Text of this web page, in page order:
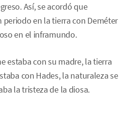
Así, se acordó que
periodo en la tierra con Deméter
en el inframundo.
estaba con su madre, la tierra
con Hades, la naturaleza se
la tristeza de la diosa.